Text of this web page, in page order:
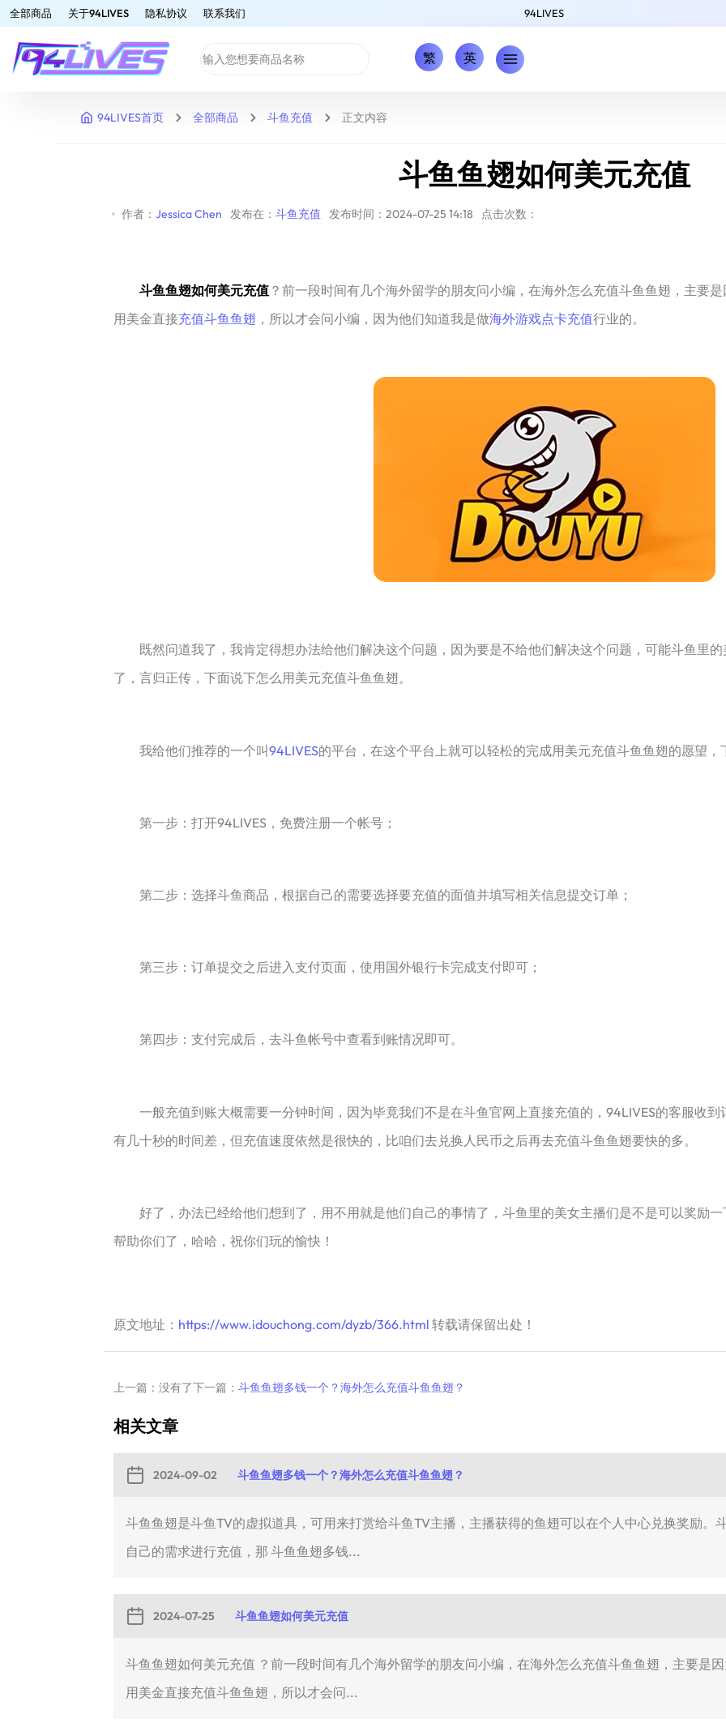
全部商品 关于94LIVES 隐私协议 联系我们 94LIVES
繁 英
94LIVES首页 全部商品 斗鱼充值 正文内容
斗鱼鱼翅如何美元充值
作者： Jessica Chen 发布在： 斗鱼充值 发布时间：2024-07-25 14:18 点击次数：
斗鱼鱼翅如何美元充值？前一段时间有几个海外留学的朋友问小编，在海外怎么充值斗鱼鱼翅，主要
用美金直接充值斗鱼鱼翅 ，所以才会问小编，因为他们知道我是做海外游戏点卡充值行业的。
既然问道我了，我肯定得想办法给他们解决这个问题，因为要是不给他们解决这个问题，可能斗鱼里的
了，言归正传，下面说下怎么用美元充值斗鱼鱼翅。
我给他们推荐的一个叫94LIVES的平台，在这个平台上就可以轻松的完成用美元充值斗鱼鱼翅的愿望，
第一步：打开94LIVES，免费注册一个帐号；
第二步：选择斗鱼商品，根据自己的需要选择要充值的面值并填写相关信息提交订单；
第三步：订单提交之后进入支付页面，使用国外银行卡完成支付即可；
第四步：支付完成后，去斗鱼帐号中查看到账情况即可。
一般充值到账大概需要一分钟时间，因为毕竟我们不是在斗鱼官网上直接充值的，94LIVES的客服收到
有几十秒的时间差，但充值速度依然是很快的，比咱们去兑换人民币之后再去充值斗鱼鱼翅要快的多。
好了，办法已经给他们想到了，用不用就是他们自己的事情了，斗鱼里的美女主播们是不是可以奖励一
帮助你们了，哈哈，祝你们玩的愉快！
原文地址： https://www.idouchong.com/dyzb/366.html 转载请保留出处！
上一篇：没有了下一篇： 斗鱼鱼翅多钱一个？海外怎么充值斗鱼鱼翅？
相关文章
2024-09-02 斗鱼鱼翅多钱一个？海外怎么充值斗鱼鱼翅？
斗鱼鱼翅是斗鱼TV的虚拟道具，可用来打赏给斗鱼TV主播，主播获得的鱼翅可以在个人中心兑换奖励。
自己的需求进行充值，那 斗鱼鱼翅多钱...
2024-07-25 斗鱼鱼翅如何美元充值
斗鱼鱼翅如何美元充值 ？前一段时间有几个海外留学的朋友问小编，在海外怎么充值斗鱼鱼翅，主要是
用美金直接充值斗鱼鱼翅，所以才会问...